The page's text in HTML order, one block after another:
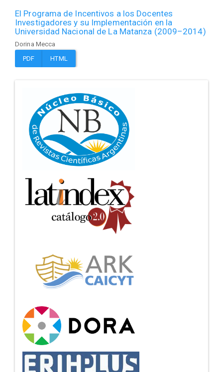
El Programa de Incentivos a los Docentes
Investigadores y su Implementación en la
Universidad Nacional de La Matanza (2009–2014)
Dorina Mecca
PDF
HTML